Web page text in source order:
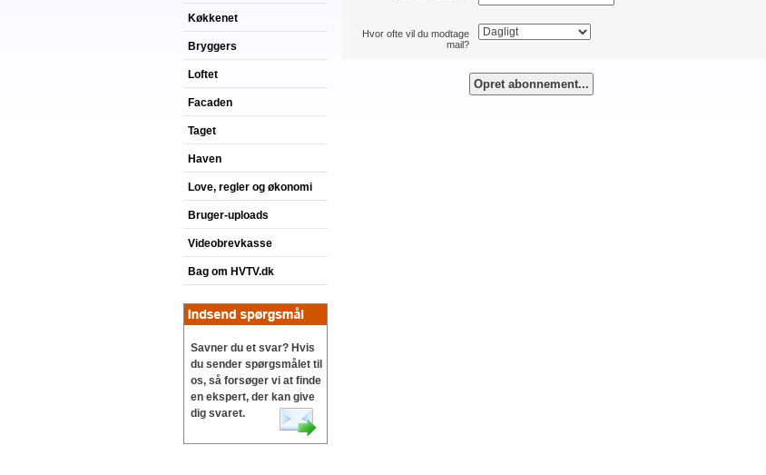
Køkkenet
Bryggers
Loftet
Facaden
Taget
Haven
Love, regler og økonomi
Bruger-uploads
Videobrevkasse
Bag om HVTV.dk
Savner du et svar? Hvis
du sender spørgsmålet til
os, så forsøger vi at finde
en ekspert, der kan give
dig svaret.
Hvor ofte vil du modtage
mail?